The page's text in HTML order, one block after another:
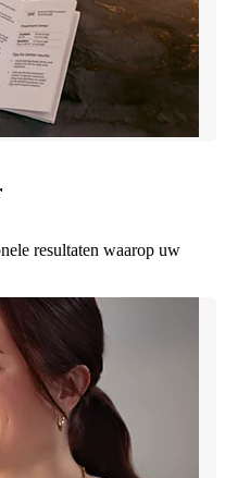
resultaten waarop uw